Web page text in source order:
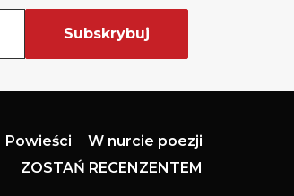
Powieści
W nurcie poezji
ZOSTAŃ RECENZENTEM